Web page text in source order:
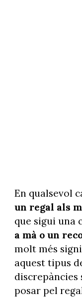
En qualsevol
un regal als
que sigui una
a mà o un
molt més
aquest tipus
discrepàncies
posar pel